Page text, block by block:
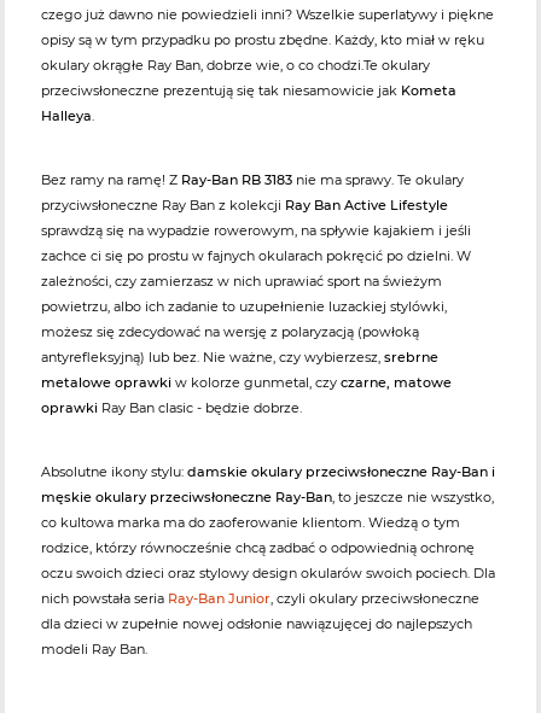
czego już dawno nie powiedzieli inni? Wszelkie superlatywy i piękne
opisy są w tym przypadku po prostu zbędne. Każdy, kto miał w ręku
okulary okrągłe Ray Ban, dobrze wie, o co chodzi.Te okulary
przeciwsłoneczne prezentują się tak niesamowicie jak Kometa
Halleya.
Bez ramy na ramę! Z Ray-Ban RB 3183 nie ma sprawy. Te okulary
przyciwsłoneczne Ray Ban z kolekcji Ray Ban Active Lifestyle
sprawdzą się na wypadzie rowerowym, na spływie kajakiem i jeśli
zachce ci się po prostu w fajnych okularach pokręcić po dzielni. W
zależności, czy zamierzasz w nich uprawiać sport na świeżym
powietrzu, albo ich zadanie to uzupełnienie luzackiej stylówki,
możesz się zdecydować na wersję z polaryzacją (powłoką
antyrefleksyjną) lub bez. Nie ważne, czy wybierzesz, srebrne
metalowe oprawki w kolorze gunmetal, czy czarne, matowe
oprawki Ray Ban clasic - będzie dobrze.
Absolutne ikony stylu: damskie okulary przeciwsłoneczne Ray-Ban i
męskie okulary przeciwsłoneczne Ray-Ban, to jeszcze nie wszystko,
co kultowa marka ma do zaoferowanie klientom. Wiedzą o tym
rodzice, którzy równocześnie chcą zadbać o odpowiednią ochronę
oczu swoich dzieci oraz stylowy design okularów swoich pociech. Dla
nich powstała seria Ray-Ban Junior, czyli okulary przeciwsłoneczne
dla dzieci w zupełnie nowej odsłonie nawiązujęcej do najlepszych
modeli Ray Ban.